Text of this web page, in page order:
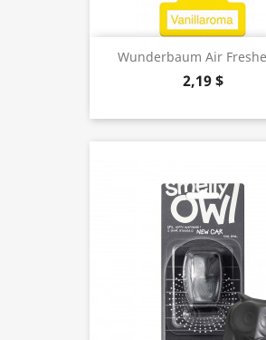
Wunderbaum Air
2,19 $